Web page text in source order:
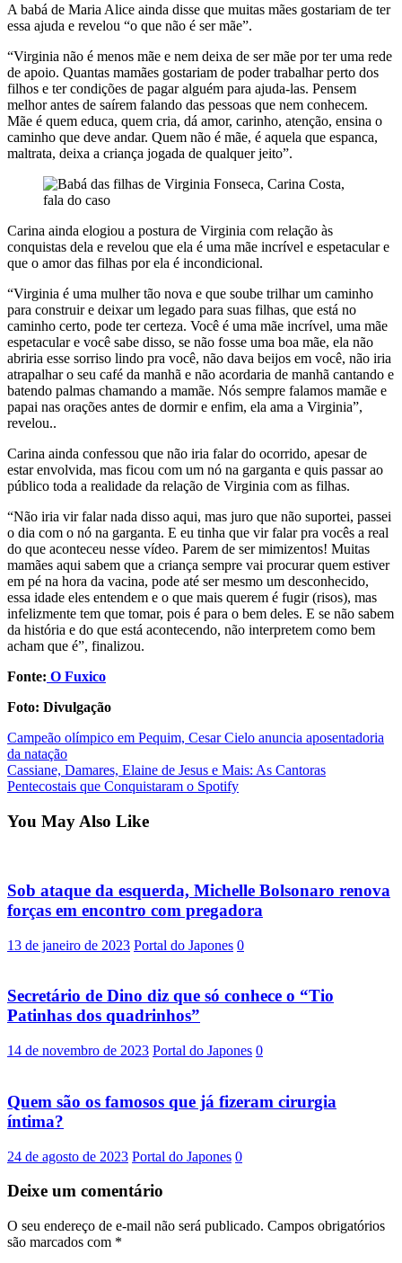
A babá de Maria Alice ainda disse que muitas mães gostariam de ter
essa ajuda e revelou “o que não é ser mãe”.
“Virginia não é menos mãe e nem deixa de ser mãe por ter uma rede
de apoio. Quantas mamães gostariam de poder trabalhar perto dos
filhos e ter condições de pagar alguém para ajuda-las. Pensem
melhor antes de saírem falando das pessoas que nem conhecem.
Mãe é quem educa, quem cria, dá amor, carinho, atenção, ensina o
caminho que deve andar. Quem não é mãe, é aquela que espanca,
maltrata, deixa a criança jogada de qualquer jeito”.
Carina ainda elogiou a postura de Virginia com relação às
conquistas dela e revelou que ela é uma mãe incrível e espetacular e
que o amor das filhas por ela é incondicional.
“Virginia é uma mulher tão nova e que soube trilhar um caminho
para construir e deixar um legado para suas filhas, que está no
caminho certo, pode ter certeza. Você é uma mãe incrível, uma mãe
espetacular e você sabe disso, se não fosse uma boa mãe, ela não
abriria esse sorriso lindo pra você, não dava beijos em você, não iria
atrapalhar o seu café da manhã e não acordaria de manhã cantando e
batendo palmas chamando a mamãe. Nós sempre falamos mamãe e
papai nas orações antes de dormir e enfim, ela ama a Virginia”,
revelou..
Carina ainda confessou que não iria falar do ocorrido, apesar de
estar envolvida, mas ficou com um nó na garganta e quis passar ao
público toda a realidade da relação de Virginia com as filhas.
“Não iria vir falar nada disso aqui, mas juro que não suportei, passei
o dia com o nó na garganta. E eu tinha que vir falar pra vocês a real
do que aconteceu nesse vídeo. Parem de ser mimizentos! Muitas
mamães aqui sabem que a criança sempre vai procurar quem estiver
em pé na hora da vacina, pode até ser mesmo um desconhecido,
essa idade eles entendem e o que mais querem é fugir (risos), mas
infelizmente tem que tomar, pois é para o bem deles. E se não sabem
da história e do que está acontecendo, não interpretem como bem
acham que é”, finalizou.
Fonte: O Fuxico
Foto: Divulgação
Post
navigation
Campeão olímpico em Pequim, Cesar Cielo anuncia aposentadoria
da natação
Cassiane, Damares, Elaine de Jesus e Mais: As Cantoras
Pentecostais que Conquistaram o Spotify
You May Also Like
Sob ataque da esquerda, Michelle Bolsonaro renova
forças em encontro com pregadora
13 de janeiro de 2023 Portal do Japones 0
Secretário de Dino diz que só conhece o “Tio
Patinhas dos quadrinhos”
14 de novembro de 2023 Portal do Japones 0
Quem são os famosos que já fizeram cirurgia
íntima?
24 de agosto de 2023 Portal do Japones 0
Deixe um comentário
O seu endereço de e-mail não será publicado. Campos obrigatórios
são marcados com *